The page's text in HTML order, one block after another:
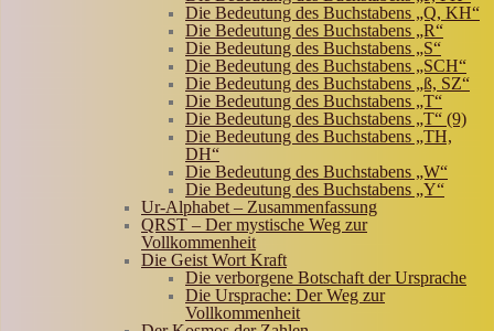
Die Bedeutung des Buchstabens „Q, KH“
Die Bedeutung des Buchstabens „R“
Die Bedeutung des Buchstabens „S“
Die Bedeutung des Buchstabens „SCH“
Die Bedeutung des Buchstabens „ß, SZ“
Die Bedeutung des Buchstabens „T“
Die Bedeutung des Buchstabens „T“ (9)
Die Bedeutung des Buchstabens „TH,
DH“
Die Bedeutung des Buchstabens „W“
Die Bedeutung des Buchstabens „Y“
Ur-Alphabet – Zusammenfassung
QRST – Der mystische Weg zur
Vollkommenheit
Die Geist Wort Kraft
Die verborgene Botschaft der Ursprache
Die Ursprache: Der Weg zur
Vollkommenheit